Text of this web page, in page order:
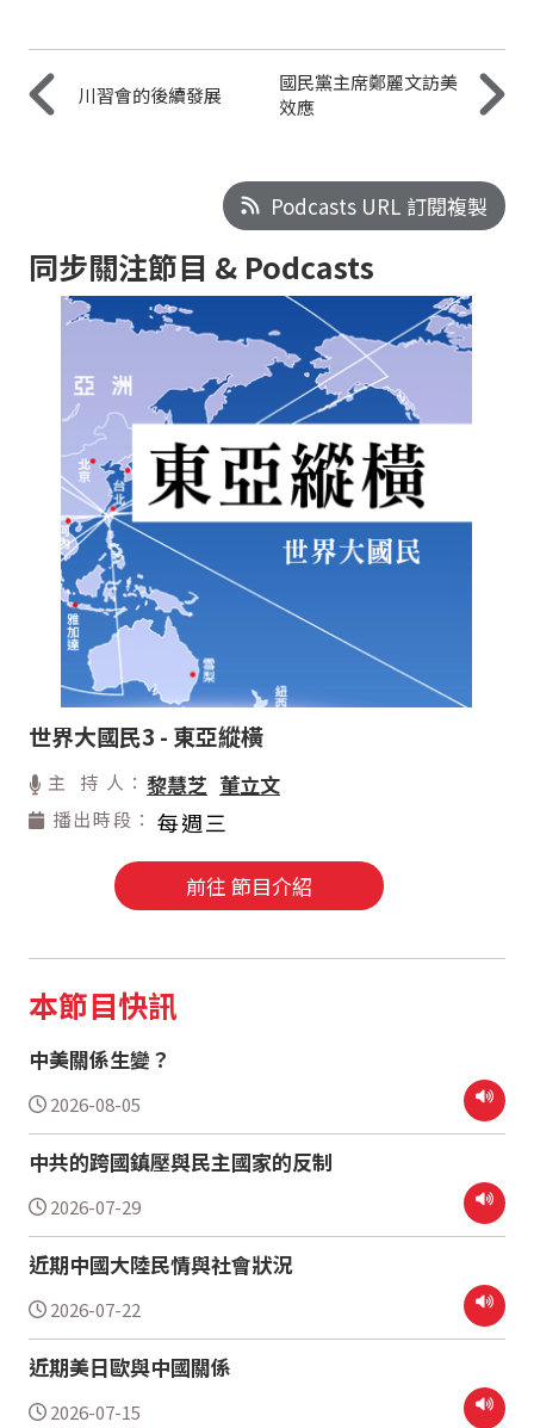
川習會的後續發展
國民黨主席鄭麗文訪美
效應
Podcasts URL 訂閱複製
同步關注節目 & Podcasts
世界大國民3 - 東亞縱橫
主 持 人： 黎慧芝 董立文
播出時段： 每週三
前往 節目介紹
本節目快訊
中美關係生變？
2026-08-05
中共的跨國鎮壓與民主國家的反制
2026-07-29
近期中國大陸民情與社會狀況
2026-07-22
近期美日歐與中國關係
2026-07-15